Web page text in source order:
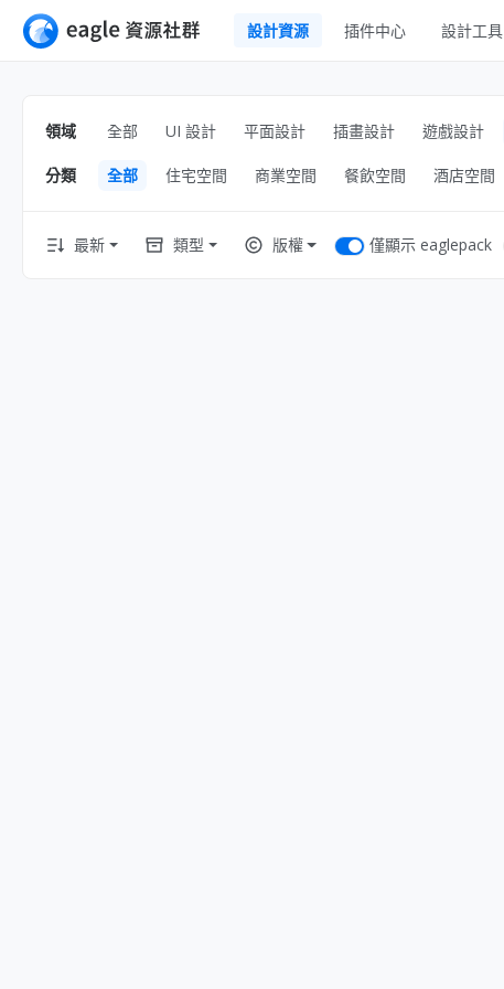
設計資源
平面設計
插畫設計
Apps
網頁插畫
插件中心 設計工具
領域 全部 UI 設計 平面設計 插畫設計 遊戲設計
分類 全部 住宅空間 商業空間 餐飲空間 酒店空間
最新 類型 版權 僅顯示 eaglepack